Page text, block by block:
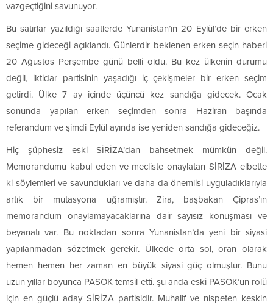
vazgeçtiğini savunuyor.
Bu satırlar yazıldığı saatlerde Yunanistan’ın 20 Eylül’de bir erken
seçime gideceği açıklandı. Günlerdir beklenen erken seçin haberi
20 Ağustos Perşembe günü belli oldu. Bu kez ülkenin durumu
değil, iktidar partisinin yaşadığı iç çekişmeler bir erken seçim
getirdi. Ülke 7 ay içinde üçüncü kez sandığa gidecek. Ocak
sonunda yapılan erken seçimden sonra Haziran başında
referandum ve şimdi Eylül ayında ise yeniden sandığa gideceğiz.
Hiç şüphesiz eski SİRİZA’dan bahsetmek mümkün değil.
Memorandumu kabul eden ve mecliste onaylatan SİRİZA elbette
ki söylemleri ve savundukları ve daha da önemlisi uyguladıklarıyla
artık bir mutasyona uğramıştır. Zira, başbakan Çipras’ın
memorandum onaylamayacaklarına dair sayısız konuşması ve
beyanatı var. Bu noktadan sonra Yunanistan’da yeni bir siyasi
yapılanmadan sözetmek gerekir. Ülkede orta sol, oran olarak
hemen hemen her zaman en büyük siyasi güç olmuştur. Bunu
uzun yıllar boyunca PASOK temsil etti. şu anda eski PASOK’un rolü
için en güçlü aday SİRİZA partisidir. Muhalif ve nispeten keskin